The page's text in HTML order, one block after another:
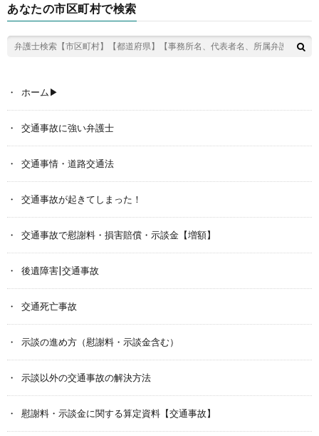
あなたの市区町村で検索
ホーム▶︎
交通事故に強い弁護士
交通事情・道路交通法
交通事故が起きてしまった！
交通事故で慰謝料・損害賠償・示談金【増額】
後遺障害|交通事故
交通死亡事故
示談の進め方（慰謝料・示談金含む）
示談以外の交通事故の解決方法
慰謝料・示談金に関する算定資料【交通事故】